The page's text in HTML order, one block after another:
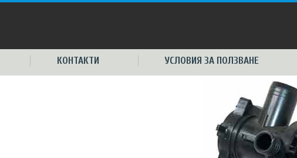
КОНТАКТИ УСЛОВИЯ ЗА ПОЛЗВАНЕ